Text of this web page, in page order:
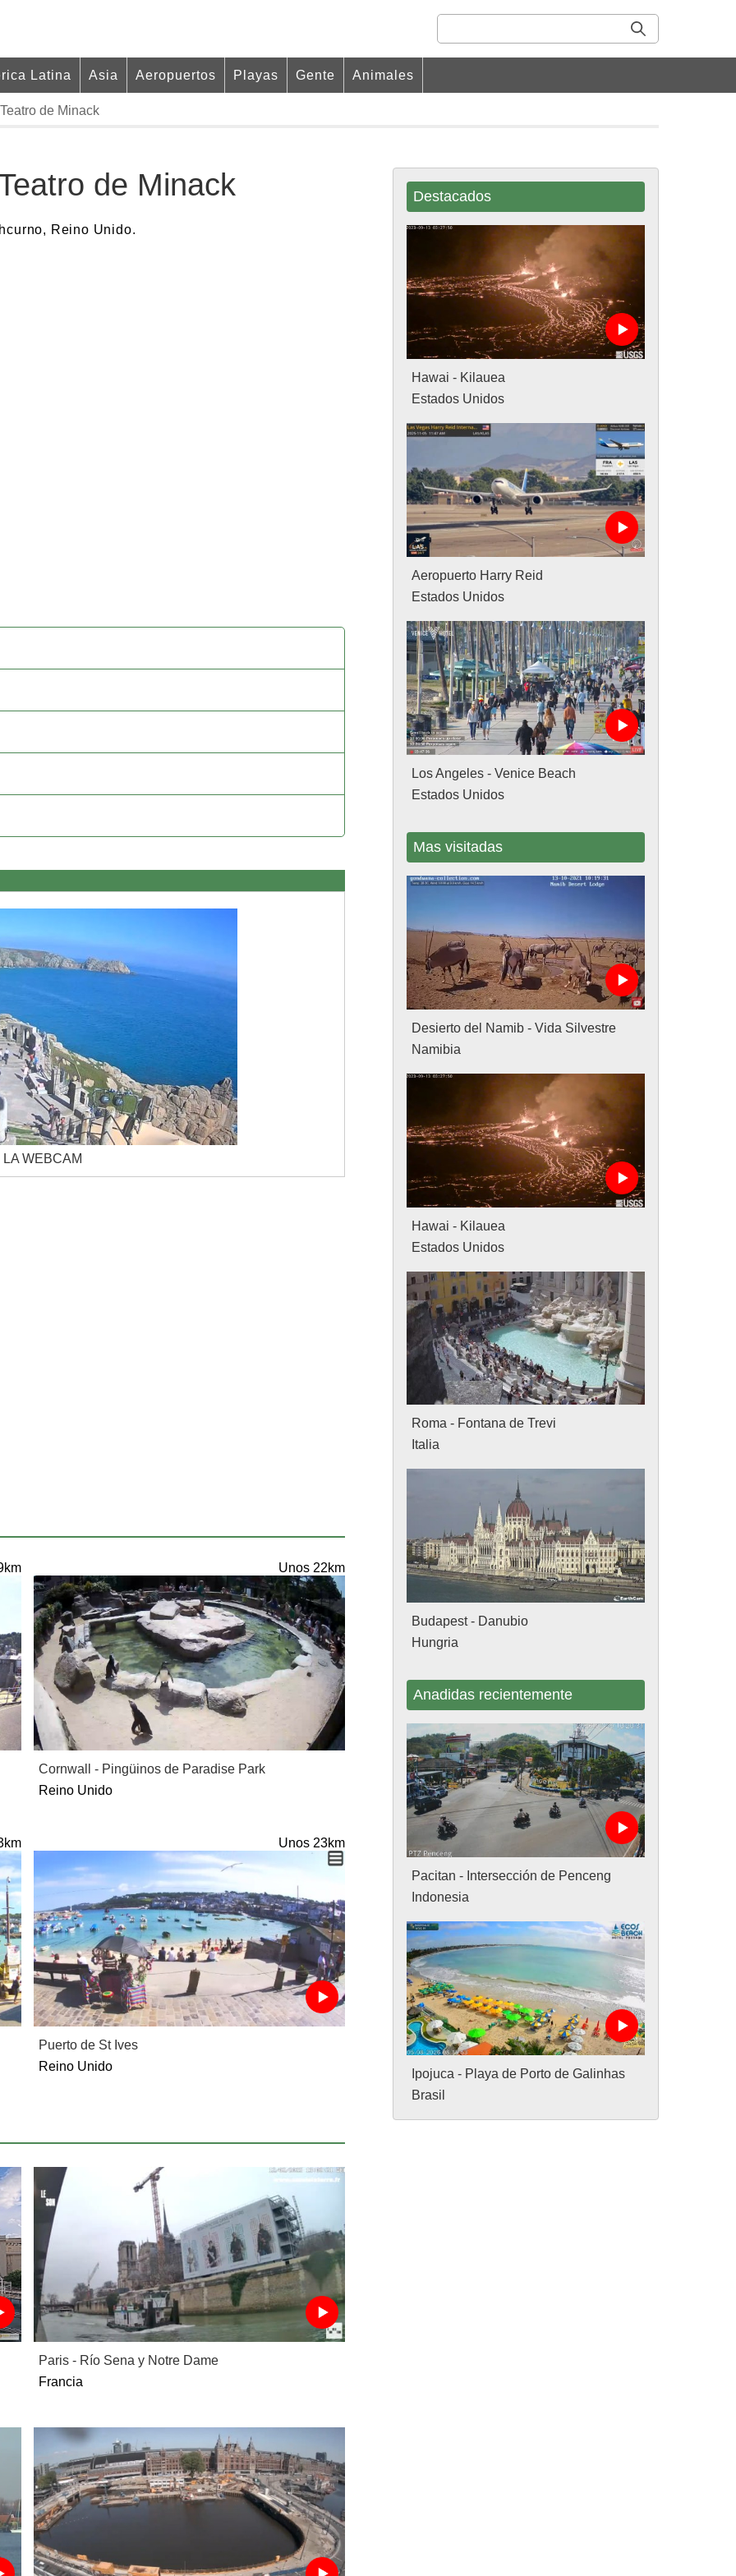
Latina Asia Aeropuertos Playas Gente Animales
de Minack
de Minack
Reino Unido.
WEBCAM
Unos 22km
Cornwall - Pingüinos de Paradise Park
Reino Unido
Unos 23km
Puerto de St Ives
Reino Unido
Paris - Río Sena y Notre Dame
Francia
Destacados
Hawai - Kilauea
Estados Unidos
Aeropuerto Harry Reid
Estados Unidos
Los Angeles - Venice Beach
Estados Unidos
Mas visitadas
Desierto del Namib - Vida Silvestre
Namibia
Hawai - Kilauea
Estados Unidos
Roma - Fontana de Trevi
Italia
Budapest - Danubio
Hungria
Anadidas recientemente
Pacitan - Intersección de Penceng
Indonesia
Ipojuca - Playa de Porto de Galinhas
Brasil